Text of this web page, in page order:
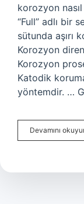
korozyon
“Full” adlı bir
sütunda aşırı
Korozyon
Korozyon
Katodik
yöntemdir. …
Devamını